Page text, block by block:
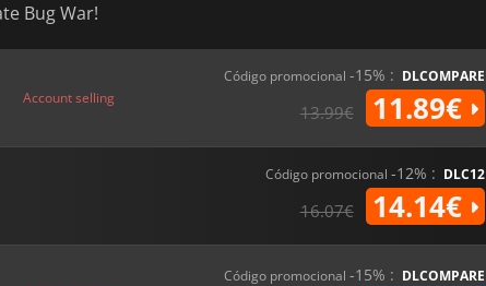
Bug War!
Account selling
Código promocional -15% : DLCOMPARE
13.99€ 11.89€
Código promocional -12% : DLC12
16.07€ 14.14€
Código promocional -15% : DLCOMPARE